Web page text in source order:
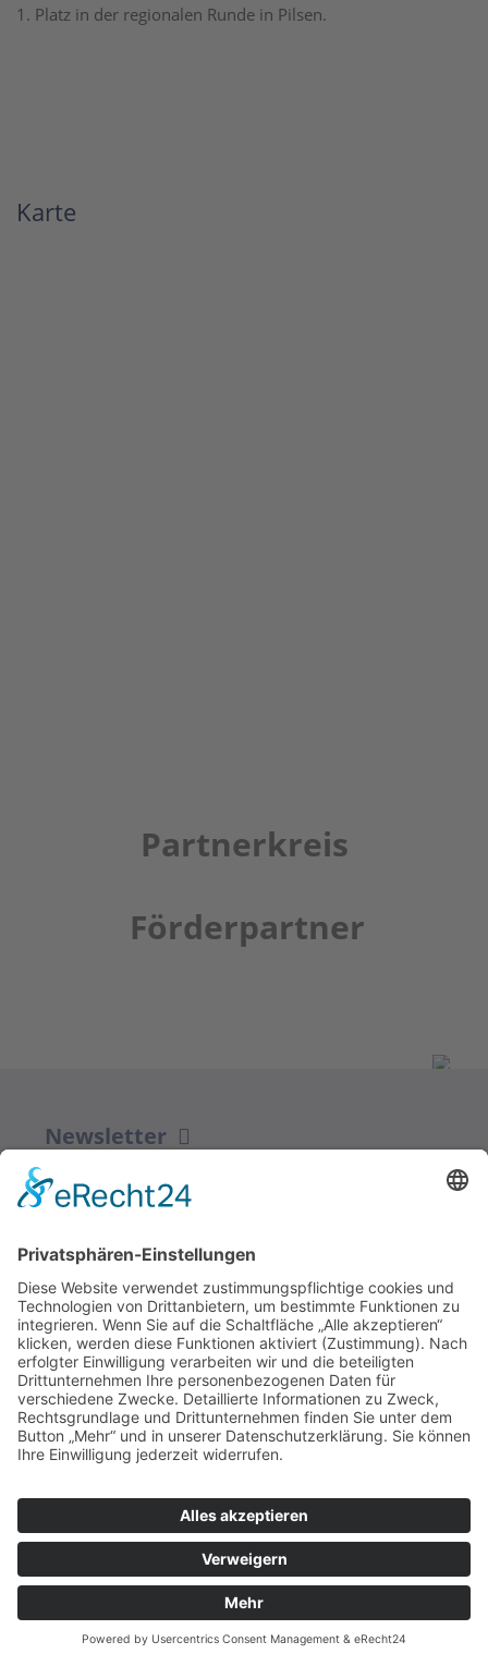
1. Platz in der regionalen Runde in Pilsen.
Karte
Partnerkreis
Förderpartner
Newsletter
ZUR ANMELDUNG
Redaktion bbkult.net
Centrum Bavaria Bohemia (CeBB)
Dr. Veronika Hofinger
Freyung 1, 92539 Schönsee
Tel.:+49 (0)9674 / 92 48 78
veronika.hofinger@cebb.de
bbkult.net
Datenschutzerklärung